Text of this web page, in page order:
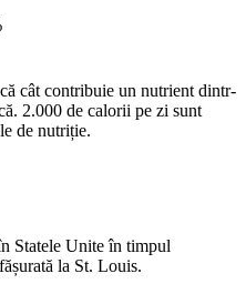
cât contribuie un nutrient dintr-
2.000 de calorii pe zi sunt
de nutriție.
Statele Unite în timpul
la St. Louis.